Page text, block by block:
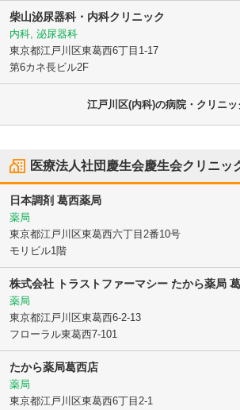
柴山泌尿器科・内科クリニック
内科, 泌尿器科
東京都江戸川区東葛西6丁目1-17
第6カネ長ビル2F
江戸川区(内科)の病院・クリニッ
医療法人社団慶生会慶生会クリニッ
日本調剤 葛西薬局
薬局
東京都江戸川区東葛西六丁目2番10号
モリビル1階
株式会社 トラストファーマシー たから薬局
薬局
東京都江戸川区東葛西6-2-13
フローラル東葛西7-101
たから薬局葛西店
薬局
東京都江戸川区東葛西6丁目2-1